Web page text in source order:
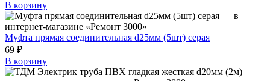
В корзину
Муфта прямая соединительная d25мм (5шт) серая
69 ₽
В корзину